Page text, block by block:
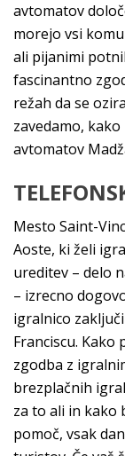
avtomatov
morejo vsi
ali pijanimi
fascinantno
režah da se
zavedamo,
avtomatov
Mesto Saint-
Aoste, ki želi
ureditev – delo
– izrecno
igralnico
Franciscu.
zgodba z
brezplačnih
za to ali in kako
pomoč, vsak